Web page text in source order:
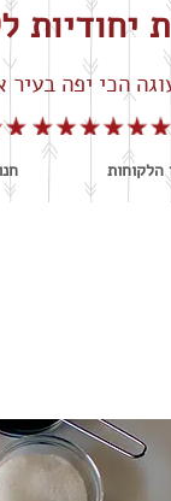
הכי יפה
יחודיות
הלקוחות